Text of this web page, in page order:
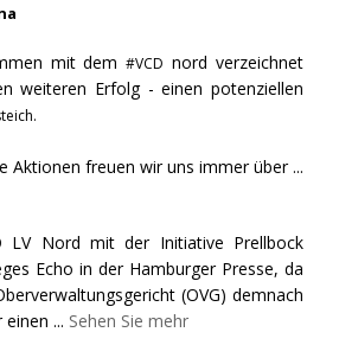
mit dem#VCD nord verzeichnet
weiteren Erfolg - einen potenziellen
Aktionen freuen wir uns immer über ...
LV Nord mit der Initiative Prellbock
Echo in der Hamburger Presse, da
(OVG) demnach
einen ... Sehen Sie mehr